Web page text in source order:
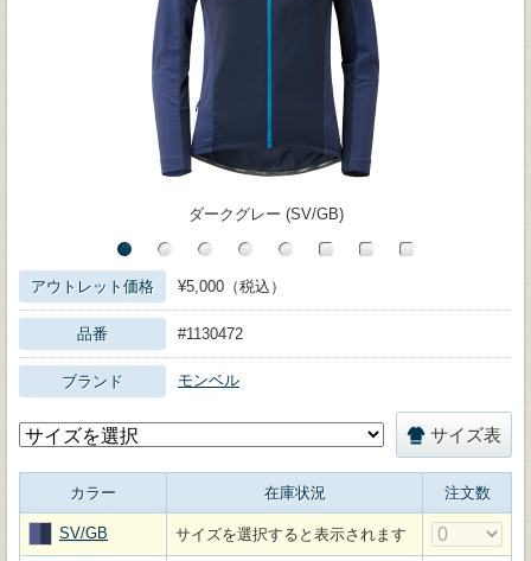
ダークグレー (SV/GB)
アウトレット価格 ¥5,000（税込）
品番 #1130472
ブランド モンベル
サイズ表
カラー 在庫状況 注文数
SV/GB サイズを選択すると表示されます